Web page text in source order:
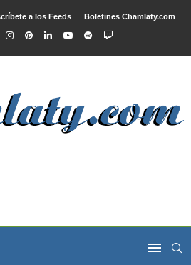
a los Feeds Boletines Chamlaty.com